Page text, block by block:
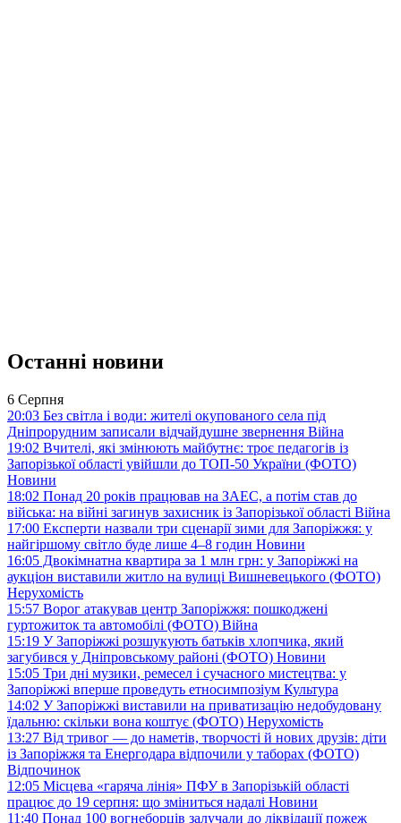
Останні новини
6 Серпня
20:03 Без світла і води: жителі окупованого села під
Дніпрорудним записали відчайдушне звернення Війна
19:02 Вчителі, які змінюють майбутнє: троє педагогів із
Запорізької області увійшли до ТОП-50 України (ФОТО)
Новини
18:02 Понад 20 років працював на ЗАЕС, а потім став до
війська: на війні загинув захисник із Запорізької області Війна
17:00 Експерти назвали три сценарії зими для Запоріжжя: у
найгіршому світло буде лише 4–8 годин Новини
16:05 Двокімнатна квартира за 1 млн грн: у Запоріжжі на
аукціон виставили житло на вулиці Вишневецького (ФОТО)
Нерухомість
15:57 Ворог атакував центр Запоріжжя: пошкоджені
гуртожиток та автомобілі (ФОТО) Війна
15:19 У Запоріжжі розшукують батьків хлопчика, який
загубився у Дніпровському районі (ФОТО) Новини
15:05 Три дні музики, ремесел і сучасного мистецтва: у
Запоріжжі вперше проведуть етносимпозіум Культура
14:02 У Запоріжжі виставили на приватизацію недобудовану
їдальню: скільки вона коштує (ФОТО) Нерухомість
13:27 Від тривог — до наметів, творчості й нових друзів: діти
із Запоріжжя та Енергодара відпочили у таборах (ФОТО)
Відпочинок
12:05 Місцева «гаряча лінія» ПФУ в Запорізькій області
працює до 19 серпня: що зміниться надалі Новини
11:40 Понад 100 вогнеборців залучали до ліквідації пожеж